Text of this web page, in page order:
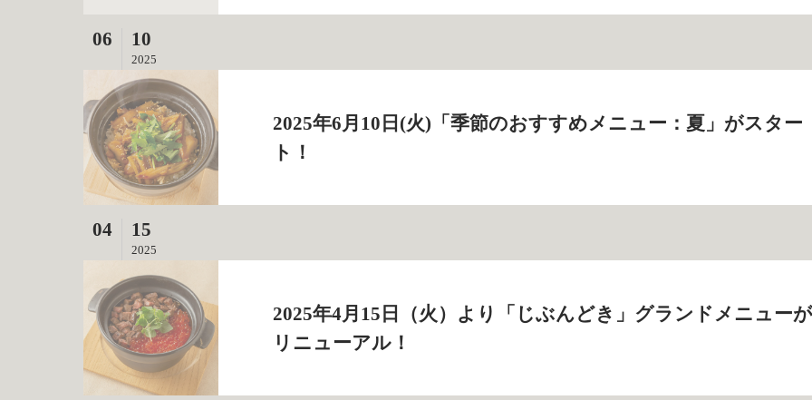
06 10
2025
2025年6月10日(火)「季節のおすすめメニュー：夏」がスター
ト！
04 15
2025
2025年4月15日（火）より「じぶんどき」グランドメニューが
リニューアル！